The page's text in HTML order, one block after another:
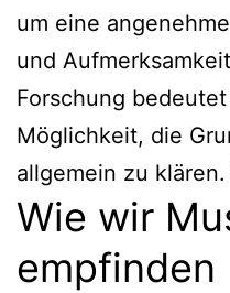
um eine
und
Forschung
Möglichkeit, die
allgemein zu klären.
Wie wir
empfinden